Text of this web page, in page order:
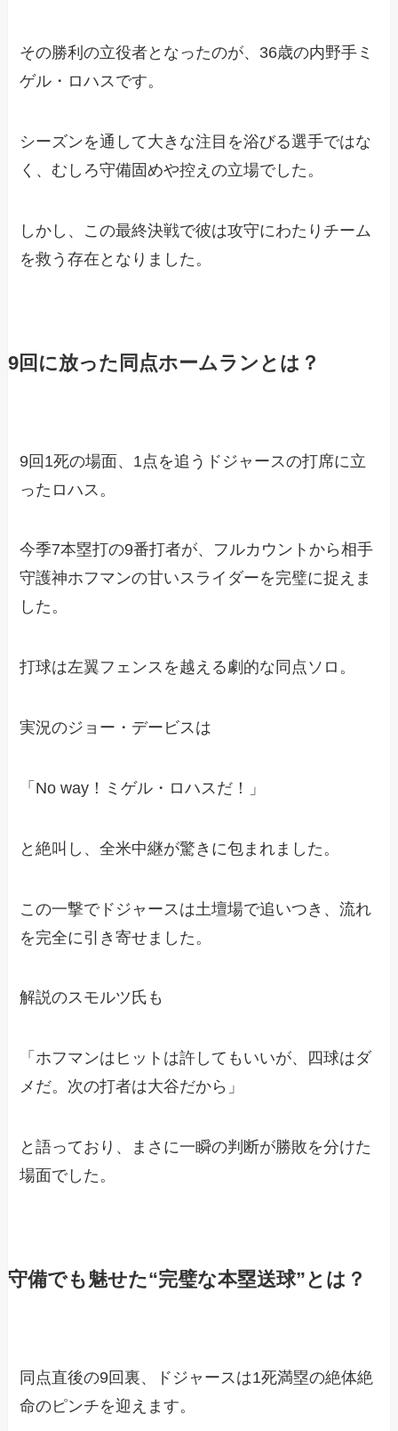
その勝利の立役者となったのが、36歳の内野手ミ
ゲル・ロハスです。
シーズンを通して大きな注目を浴びる選手ではな
く、むしろ守備固めや控えの立場でした。
しかし、この最終決戦で彼は攻守にわたりチーム
を救う存在となりました。
9回に放った同点ホームランとは？
9回1死の場面、1点を追うドジャースの打席に立
ったロハス。
今季7本塁打の9番打者が、フルカウントから相手
守護神ホフマンの甘いスライダーを完璧に捉えま
した。
打球は左翼フェンスを越える劇的な同点ソロ。
実況のジョー・デービスは
「No way！ミゲル・ロハスだ！」
と絶叫し、全米中継が驚きに包まれました。
この一撃でドジャースは土壇場で追いつき、流れ
を完全に引き寄せました。
解説のスモルツ氏も
「ホフマンはヒットは許してもいいが、四球はダ
メだ。次の打者は大谷だから」
と語っており、まさに一瞬の判断が勝敗を分けた
場面でした。
守備でも魅せた“完璧な本塁送球”とは？
同点直後の9回裏、ドジャースは1死満塁の絶体絶
命のピンチを迎えます。